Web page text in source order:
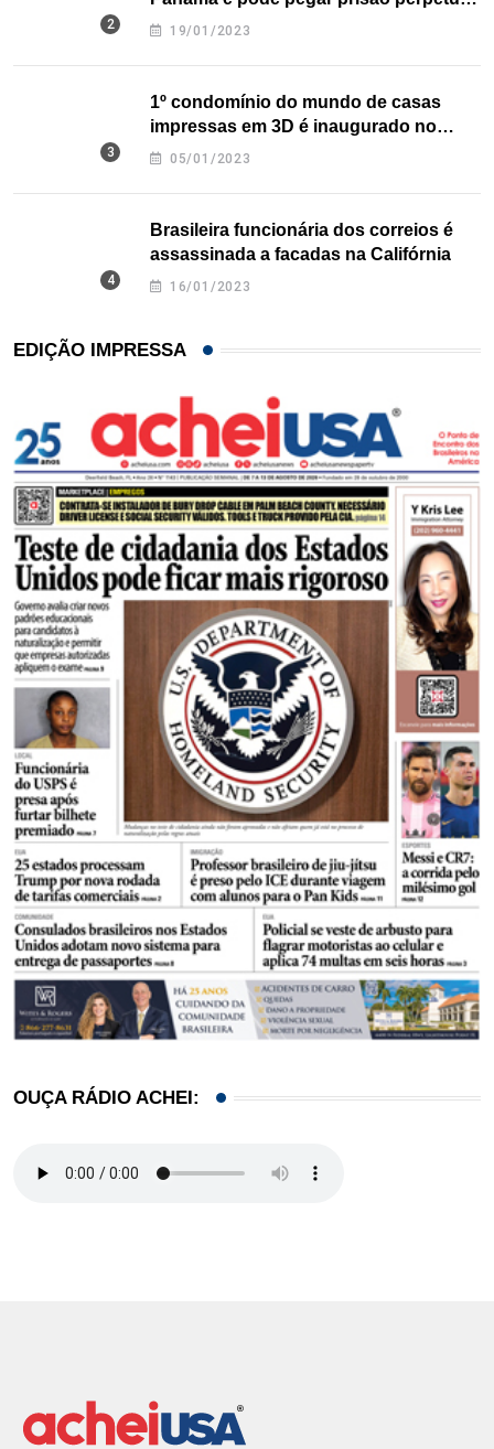
nos EUA
19/01/2023
1º condomínio do mundo de casas
impressas em 3D é inaugurado no
Texas
05/01/2023
Brasileira funcionária dos correios é
assassinada a facadas na Califórnia
16/01/2023
EDIÇÃO IMPRESSA
OUÇA RÁDIO ACHEI: